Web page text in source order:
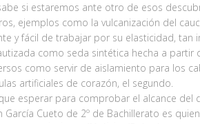
si estaremos ante otro de esos
ejemplos como la vulcanización del
y fácil de trabajar por su elasticidad, tan
como seda sintética hecha a partir
como servir de aislamiento para los
artificiales de corazón, el segundo.
esperar para comprobar el alcance del
García Cueto de 2º de Bachillerato es